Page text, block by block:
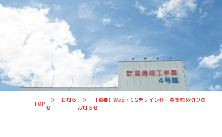
「来て」「見て」「体験」しよう
OPEN CAMPUS
資料請求はこちらから
TOP
お知ら
せ
【重要】Web・CGデザイン科 募集締め切りの
お知らせ